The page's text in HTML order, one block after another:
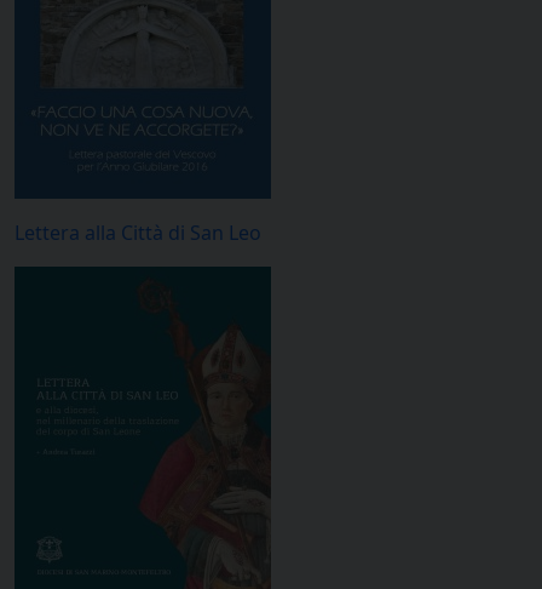
Lettera alla Città di San Leo